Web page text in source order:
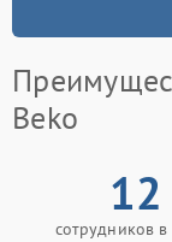
Beko
12
сотрудников в